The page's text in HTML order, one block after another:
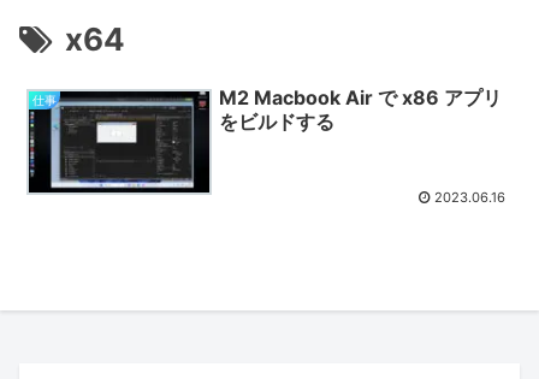
x64
仕事
M2 Macbook Air で x86 アプリ
をビルドする
2023.06.16